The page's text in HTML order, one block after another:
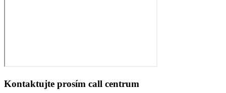
Kontaktujte prosím call centrum